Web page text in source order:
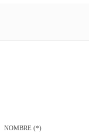
NOMBRE (*)